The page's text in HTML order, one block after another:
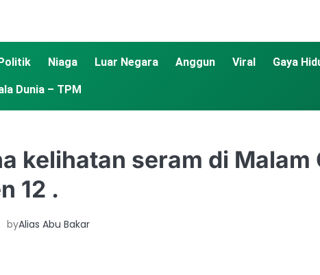
Niaga Luar Negara Anggun Viral Gaya
Dunia – TPM
kelihatan seram di Malam
12 .
byAlias Abu Bakar